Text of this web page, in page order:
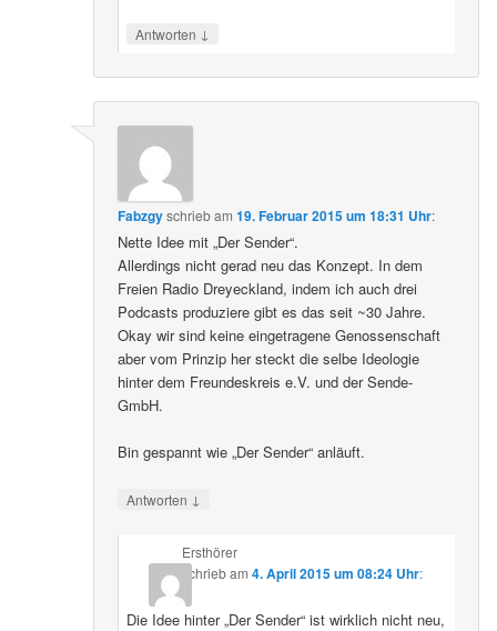
Antworten ↓
Fabzgyschriebam19. Februar 2015 um 18:31 Uhr:
Nette Idee mit „Der Sender“.
Allerdings nicht gerad neu das Konzept. In dem
Freien Radio Dreyeckland, indem ich auch drei
Podcasts produziere gibt es das seit ~30 Jahre.
Okay wir sind keine eingetragene Genossenschaft
aber vom Prinzip her steckt die selbe Ideologie
hinter dem Freundeskreis e.V. und der Sende-
GmbH.
Bin gespannt wie „Der Sender“ anläuft.
Antworten ↓
Ersthörer
schriebam 4. April 2015 um 08:24 Uhr:
Die Idee hinter „Der Sender“ ist wirklich nicht neu,